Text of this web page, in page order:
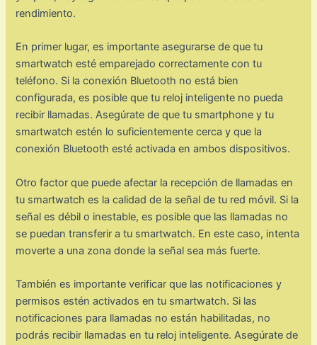
rendimiento.
En primer lugar, es importante asegurarse de que tu
smartwatch esté emparejado correctamente con tu
teléfono. Si la conexión Bluetooth no está bien
configurada, es posible que tu reloj inteligente no pueda
recibir llamadas. Asegúrate de que tu smartphone y tu
smartwatch estén lo suficientemente cerca y que la
conexión Bluetooth esté activada en ambos dispositivos.
Otro factor que puede afectar la recepción de llamadas en
tu smartwatch es la calidad de la señal de tu red móvil. Si la
señal es débil o inestable, es posible que las llamadas no
se puedan transferir a tu smartwatch. En este caso, intenta
moverte a una zona donde la señal sea más fuerte.
También es importante verificar que las notificaciones y
permisos estén activados en tu smartwatch. Si las
notificaciones para llamadas no están habilitadas, no
podrás recibir llamadas en tu reloj inteligente. Asegúrate de